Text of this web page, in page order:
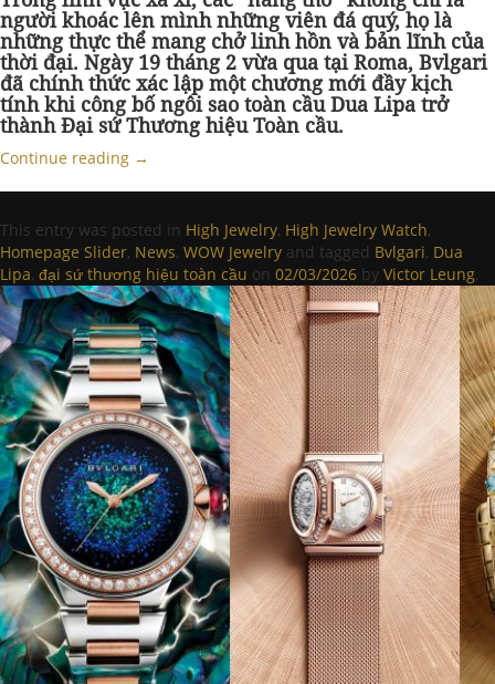
người khoác lên mình những viên đá quý,họ là
những thực thể mang chở linh hồn và bản lĩnh của
thời đại. Ngày 19 tháng 2 vừa qua tại Roma, Bvlgari
đã chính thức xác lập một chương mới đầy kịch
tính khi công bố ngôi sao toàn cầu Dua Lipa trở
thành Đại sứ Thương hiệu Toàn cầu.
Continue reading →
This entry was posted in High Jewelry, High Jewelry Watch,
Homepage Slider, News, WOW Jewelry and tagged Bvlgari, Dua
Lipa, đại sứ thương hiệu toàn cầu on 02/03/2026 by Victor Leung.